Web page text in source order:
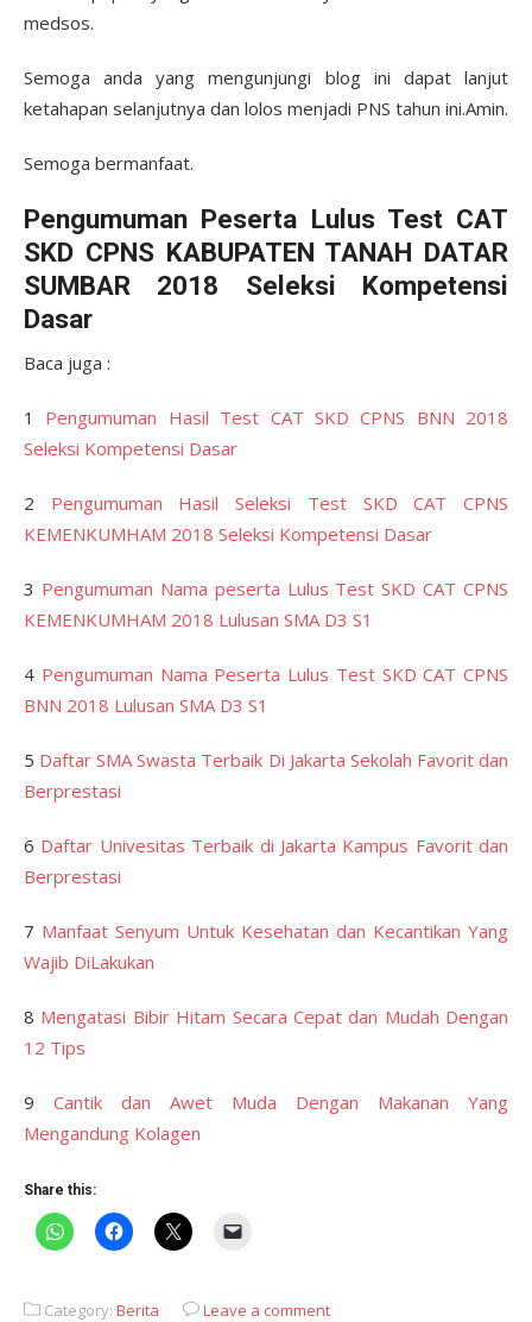
medsos.
Semoga anda yang mengunjungi blog ini dapat lanjut
ketahapan selanjutnya dan lolos menjadi PNS tahun ini.Amin.
Semoga bermanfaat.
Pengumuman Peserta Lulus Test CAT
SKD CPNS KABUPATEN TANAH DATAR
SUMBAR 2018 Seleksi Kompetensi
Dasar
Baca juga :
1 Pengumuman Hasil Test CAT SKD CPNS BNN 2018
Seleksi Kompetensi Dasar
2 Pengumuman Hasil Seleksi Test SKD CAT CPNS
KEMENKUMHAM 2018 Seleksi Kompetensi Dasar
3 Pengumuman Nama peserta Lulus Test SKD CAT CPNS
KEMENKUMHAM 2018 Lulusan SMA D3 S1
4 Pengumuman Nama Peserta Lulus Test SKD CAT CPNS
BNN 2018 Lulusan SMA D3 S1
5 Daftar SMA Swasta Terbaik Di Jakarta Sekolah Favorit dan
Berprestasi
6 Daftar Univesitas Terbaik di Jakarta Kampus Favorit dan
Berprestasi
7 Manfaat Senyum Untuk Kesehatan dan Kecantikan Yang
Wajib DiLakukan
8 Mengatasi Bibir Hitam Secara Cepat dan Mudah Dengan
12 Tips
9 Cantik dan Awet Muda Dengan Makanan Yang
Mengandung Kolagen
Share this:
Category: Berita Leave a comment